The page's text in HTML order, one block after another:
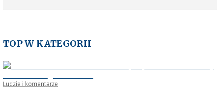
TOP W KATEGORII
Ludzie i komentarze